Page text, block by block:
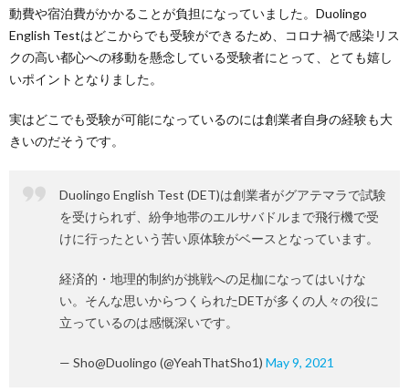
動費や宿泊費がかかることが負担になっていました。Duolingo
English Testはどこからでも受験ができるため、コロナ禍で感染リス
クの高い都心への移動を懸念している受験者にとって、とても嬉し
いポイントとなりました。
実はどこでも受験が可能になっているのには創業者自身の経験も大
きいのだそうです。
Duolingo English Test (DET)は創業者がグアテマラで試験
を受けられず、紛争地帯のエルサバドルまで飛行機で受
けに行ったという苦い原体験がベースとなっています。
経済的・地理的制約が挑戦への足枷になってはいけな
い。そんな思いからつくられたDETが多くの人々の役に
立っているのは感慨深いです。
— Sho@Duolingo (@YeahThatSho1) May 9, 2021